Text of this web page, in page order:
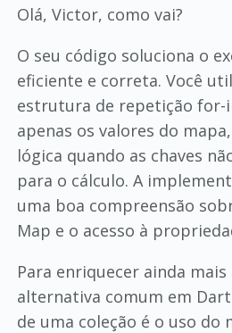
Olá, Victor, como vai?
O seu código soluciona o
eficiente e correta. Você
estrutura de repetição
apenas os valores do
lógica quando as chaves
para o cálculo. A
uma boa compreensão
Map e o acesso à
Para enriquecer ainda
alternativa comum em
de uma coleção é o uso do